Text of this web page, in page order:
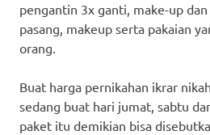
pengantin 3x ganti, make-up
pasang, makeup serta pakaian
orang.
Buat harga pernikahan ikrar
sedang buat hari jumat, sabtu
paket itu demikian bisa